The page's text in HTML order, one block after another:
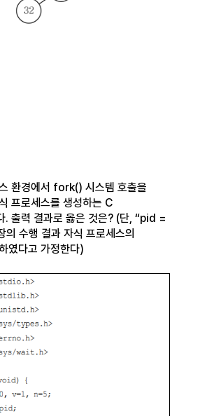
환경에서 fork() 시스템 호출을
프로세스를 생성하는 C
. 출력 결과로 옳은 것은? (단, “pid =
수행 결과 자식 프로세스의
였다고 가정한다)